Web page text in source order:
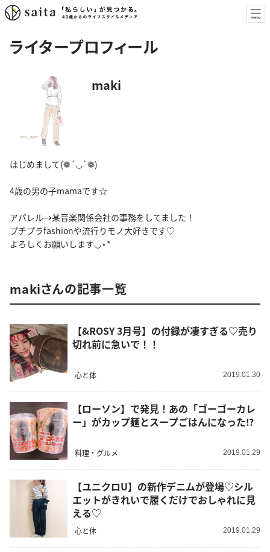
ライタープロフィール
maki
はじめまして(❁´◡`❁)
4歳の男の子mamaです☆
アパレル→某音楽関係会社の事務をしてました！
プチプラfashionや流行りモノ大好きです♡
よろしくお願いします◡̈⋆*
makiさんの記事一覧
【&ROSY 3月号】の付録が凄すぎる♡売り
切れ前に急いで！！
心と体 2019.01.30
【ローソン】で発見！あの「ゴーゴーカレ
ー」がカップ麺とスープごはんになった⁉︎
料理・グルメ 2019.01.29
【ユニクロU】の新作デニムが登場♡シル
エットがきれいで履くだけでおしゃれに見
える♡
心と体 2019.01.29